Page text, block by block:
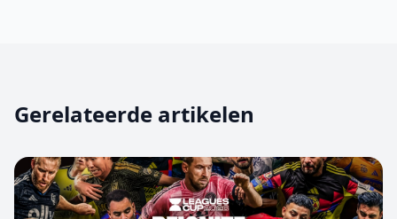
Gerelateerde artikelen